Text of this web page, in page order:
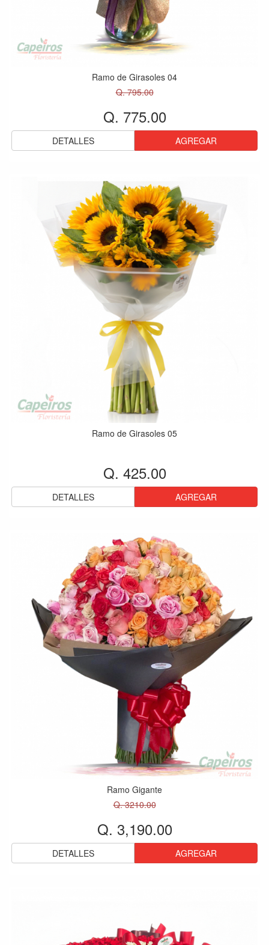
Ramo de Girasoles 04
Q. 795.00
Q. 775.00
DETALLES AGREGAR
Ramo de Girasoles 05
Q. 425.00
DETALLES AGREGAR
Ramo Gigante
Q. 3210.00
Q. 3,190.00
DETALLES AGREGAR